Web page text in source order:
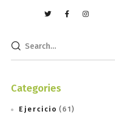
Categories
Ejercicio (61)